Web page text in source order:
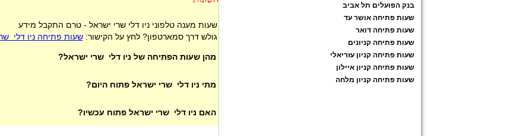
שעות מענה טלפוני ניו דלי שרי ישראל - טרם התקבל מידע
גולש דרך סמארטפון? לחץ על הקישור:שעות פתיחה ניו דלי
מהן שעות הפתיחה של ניו דלי שרי ישראל?
מתי ניו דלי שרי ישראל פתוח היום?
האם ניו דלי שרי ישראל פתוח עכשיו?
בנק הפועלים תל אביב
שעות פתיחה אושר עד
שעות פתיחה דואר
שעות פתיחה קניונים
שעות פתיחה קניון עזריאלי
שעות פתיחה קניון איילון
שעות פתיחה קניון מלחה